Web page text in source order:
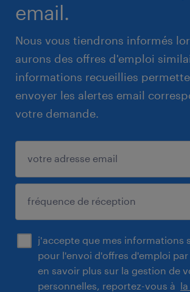
email.
Nous vous tiendrons informés
aurons des offres d'emploi
informations recueillies
envoyer les alertes email
votre demande.
j'accepte que mes informations
pour l'envoi d'offres d'emploi
en savoir plus sur la gestion de
personnelles, reportez-vous à